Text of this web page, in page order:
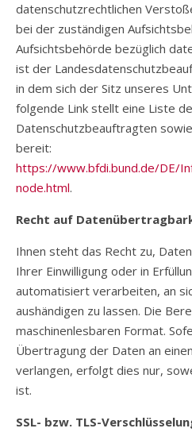
datenschutzrechtlichen
bei der zuständigen
Aufsichtsbehörde bezüglich
ist der
in dem sich der Sitz unseres
folgende Link stellt eine Liste
Datenschutzbeauftragten
bereit:
https://www.bfdi.bund.de/DE/
node.html.
Recht auf
Ihnen steht das Recht zu,
Ihrer Einwilligung oder in
automatisiert verarbeiten, an
aushändigen zu lassen. Die
maschinenlesbaren Format.
Übertragung der Daten an
verlangen, erfolgt dies nur,
ist.
SSL- bzw. TLS-